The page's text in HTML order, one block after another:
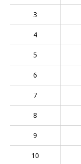
3
4
5
6
7
8
9
10